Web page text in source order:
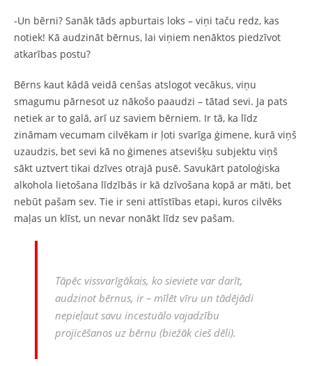
-Un bērni? Sanāk tāds apburtais loks – viņi taču redz, kas
notiek! Kā audzināt bērnus, lai viņiem nenāktos piedzīvot
atkarības postu?
Bērns kaut kādā veidā cenšas atslogot vecākus, viņu
smagumu pārnesot uz nākošo paaudzi – tātad sevi. Ja pats
netiek ar to galā, arī uz saviem bērniem. Ir tā, ka līdz
zināmam vecumam cilvēkam ir ļoti svarīga ģimene, kurā viņš
uzaudzis, bet sevi kā no ģimenes atsevišķu subjektu viņš
sākt uztvert tikai dzīves otrajā pusē. Savukārt patoloģiska
alkohola lietošana līdzībās ir kā dzīvošana kopā ar māti, bet
nebūt pašam sev. Tie ir seni attīstības etapi, kuros cilvēks
maļas un klīst, un nevar nonākt līdz sev pašam.
Tāpēc vissvarīgākais, ko sieviete var darīt,
audzinot bērnus, ir – mīlēt vīru un tādējādi
nepieļaut savu incestuālo vajadzību
projicēšanos uz bērnu (biežāk cieš dēli).